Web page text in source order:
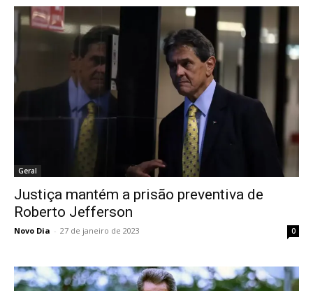
Geral
Justiça mantém a prisão preventiva de
Roberto Jefferson
Novo Dia - 27 de janeiro de 2023 0